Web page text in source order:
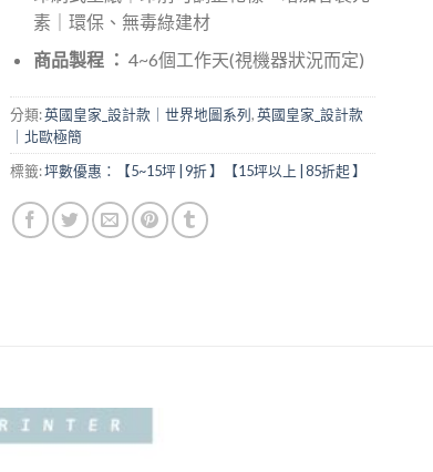
素｜環保、無毒綠建材
商品製程 ： 4~6個工作天(視機器狀況而定)
分類:英國皇家_設計款｜世界地圖系列,英國皇家_設計款
｜北歐極簡
標籤:坪數優惠：【5~15坪 | 9折 】【15坪以上 | 85折起 】